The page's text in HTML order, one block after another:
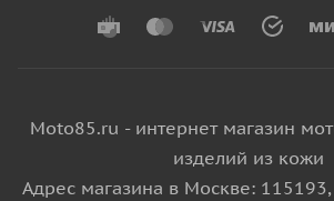
Moto85.ru - интернет магазин
изделий из кожи
Адрес магазина в Москве: